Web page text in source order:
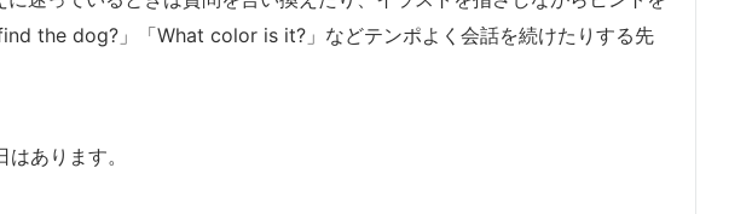
the dog?」「What color is it?」などテンポよく会話を続けたりする先
あります。